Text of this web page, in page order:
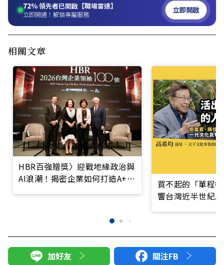
72%領先者已開啟【職場雷達】
立即開通！解鎖專屬服務 立即開啟
相關文章
HBR百強贈獎〉迎戰地緣政治與
AI浪潮！揭密企業如何打造A+韌
買不起的「單程
響台灣近半世紀
加好友 關注FB